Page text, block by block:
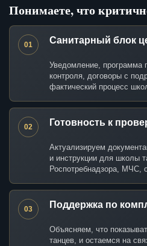
Понимаете, что
01 Санитарный блок
Уведомление, программа
контроля, договоры с
фактический процесс
02 Готовность к
Актуализируем
и инструкции для школы
Роспотребнадзора, МЧС,
03 Поддержка по
Объясняем, что
танцев, и остаемся на